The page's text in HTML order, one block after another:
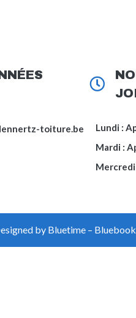
toiture.be
Lundi :
Mardi :
Mercredi
by Bluetime– Bluebook